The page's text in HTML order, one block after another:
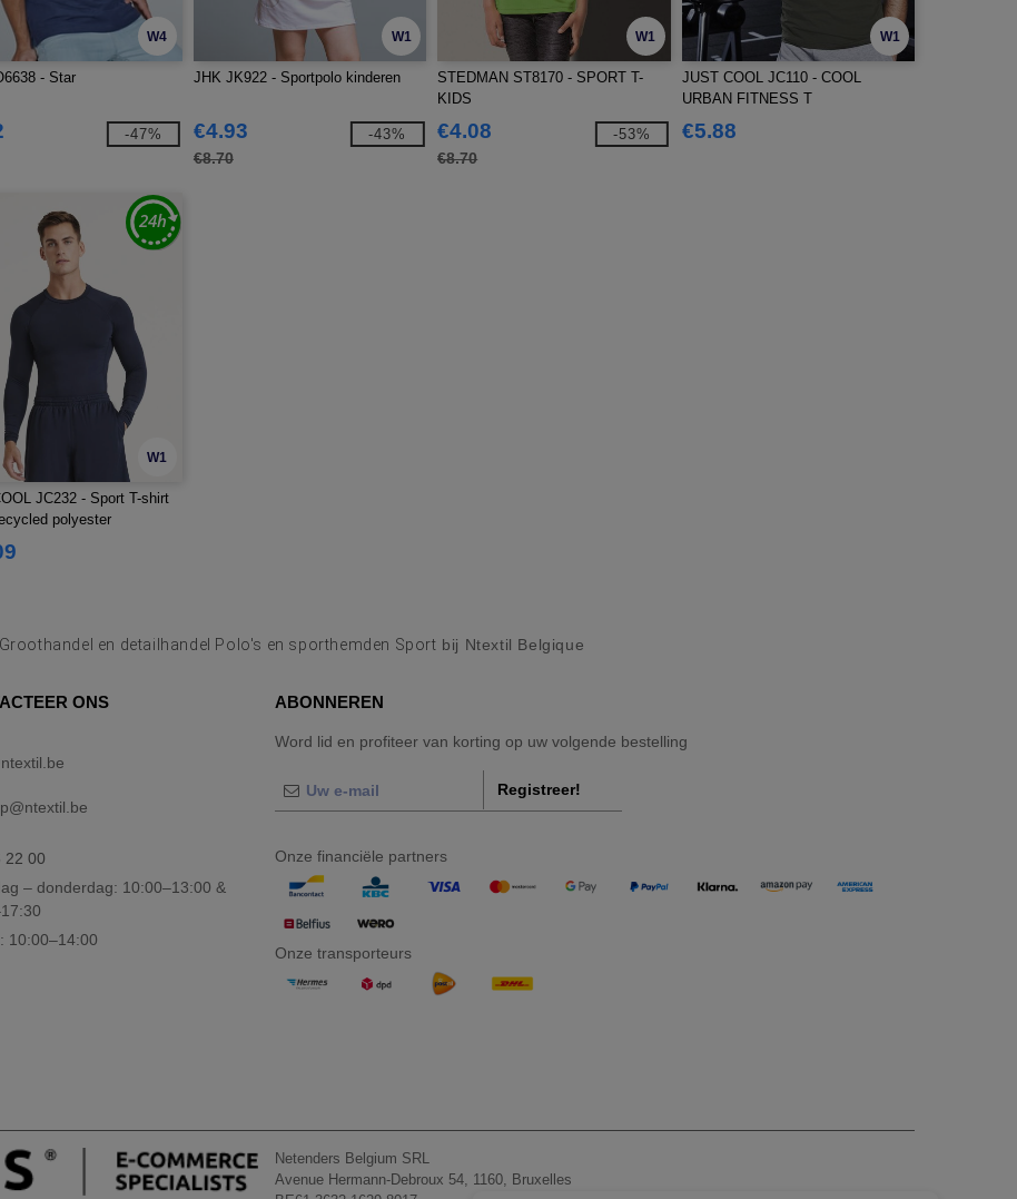
W4
- Star
-47%
W1
JHK JK922 - Sportpolo kinderen
€4.93
€8.70
-43%
W1
STEDMAN ST8170 - SPORT T-
KIDS
€4.08
€8.70
-53%
W1
JUST COOL JC110 - COOL
URBAN FITNESS T
€5.88
W1
JC232 - Sport T-shirt
polyester
Groothandel en detailhandel Polo's en sporthemden Sport bij Ntextil Belgique
ONS
22 00
– donderdag: 10:00–13:00 &
10:00–14:00
ABONNEREN
Word lid en profiteer van korting op uw volgende bestelling
Registreer!
Onze financiële partners
Onze transporteurs
Netenders Belgium SRL
Avenue Hermann-Debroux 54, 1160, Bruxelles